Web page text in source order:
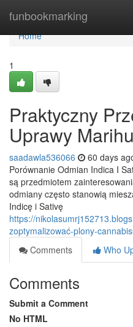
funbookmarking
Home
Home
1
Praktyczny
Uprawy
saadawla536066 60 days
Porównanie Odmian Indica I
są przedmiotem
odmiany często stanowią
Indicę i Sativę
https://
zoptymalizować-plony-
Comments
Who
Comments
Submit a Comment
No HTML